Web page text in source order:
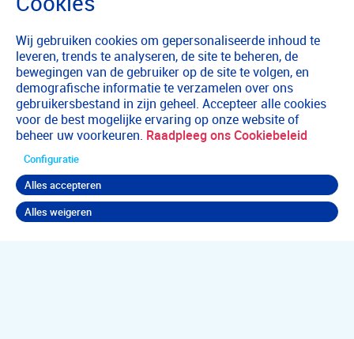
Wij gebruiken cookies om gepersonaliseerde inhoud te
leveren, trends te analyseren, de site te beheren, de
bewegingen van de gebruiker op de site te volgen, en
demografische informatie te verzamelen over ons
gebruikersbestand in zijn geheel. Accepteer alle cookies
voor de best mogelijke ervaring op onze website of
beheer uw voorkeuren. Raadpleeg ons Cookiebeleid
Configuratie
Alles accepteren
Alles weigeren